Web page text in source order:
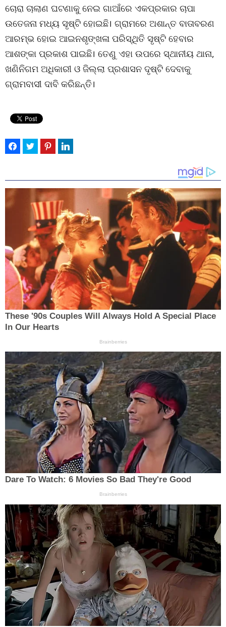
ଚୋରା ଚାଲାଣ ଘଟଣାକୁ ନେଇ ଗାଆଁରେ ଏକପ୍ରକାର ଚାପା
ଉତେଜନା ମଧ୍ୟ ସୃଷ୍ଟି ହୋଇଛି। ଗ୍ରାମରେ ଅଶାନ୍ତ ବାତାବରଣ
ଆରମ୍ଭ ହୋଇ ଆଇନଶୃଙ୍ଖଳା ପରିସ୍ଥିତି ସୃଷ୍ଟି ହେବାର
ଆଶଙ୍କା ପ୍ରକାଶ ପାଇଛି। ତେଣୁ ଏହା ଉପରେ ସ୍ଥାନୀୟ ଥାନା,
ଖଣିନିଗମ ଅଧିକାରୀ ଓ ଜିଲ୍ଲା ପ୍ରଶାସନ ଦୃଷ୍ଟି ଦେବାକୁ
ଗ୍ରାମବାସୀ ଦାବି କରିଛନ୍ତି।